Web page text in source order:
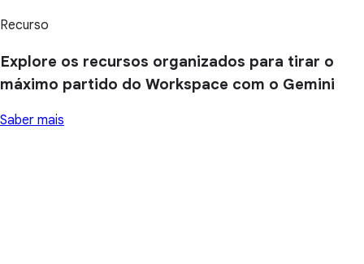
Recurso
Explore os recursos organizados para tirar o
máximo partido do Workspace com o Gemini
Saber mais